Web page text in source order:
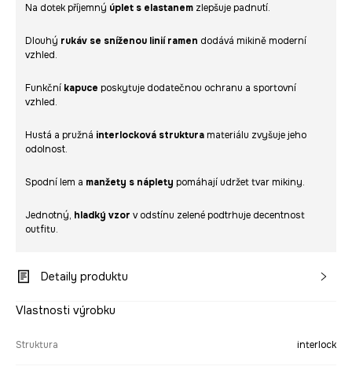
Na dotek příjemný úplet s elastanem zlepšuje padnutí.
Dlouhý rukáv se sníženou linií ramen dodává mikině moderní
vzhled.
Funkční kapuce poskytuje dodatečnou ochranu a sportovní
vzhled.
Hustá a pružná interlocková struktura materiálu zvyšuje jeho
odolnost.
Spodní lem a manžety s náplety pomáhají udržet tvar mikiny.
Jednotný, hladký vzor v odstínu zelené podtrhuje decentnost
outfitu.
Detaily produktu
Vlastnosti výrobku
Struktura interlock